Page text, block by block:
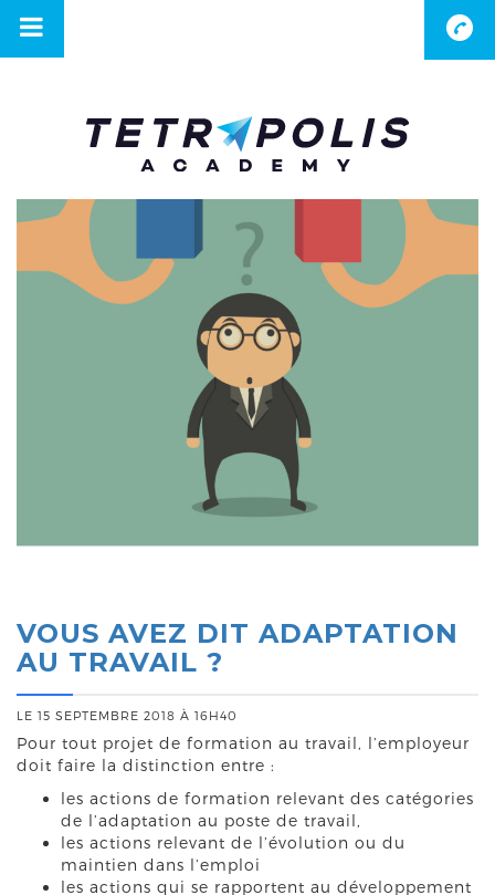
VOUS AVEZ DIT ADAPTATION
AU TRAVAIL ?
LE 15 SEPTEMBRE 2018 À 16H40
Pour tout projet de formation au travail, l’employeur
doit faire la distinction entre :
les actions de formation relevant des catégories
de l’adaptation au poste de travail,
les actions relevant de l’évolution ou du
maintien dans l’emploi
les actions qui se rapportent au développement